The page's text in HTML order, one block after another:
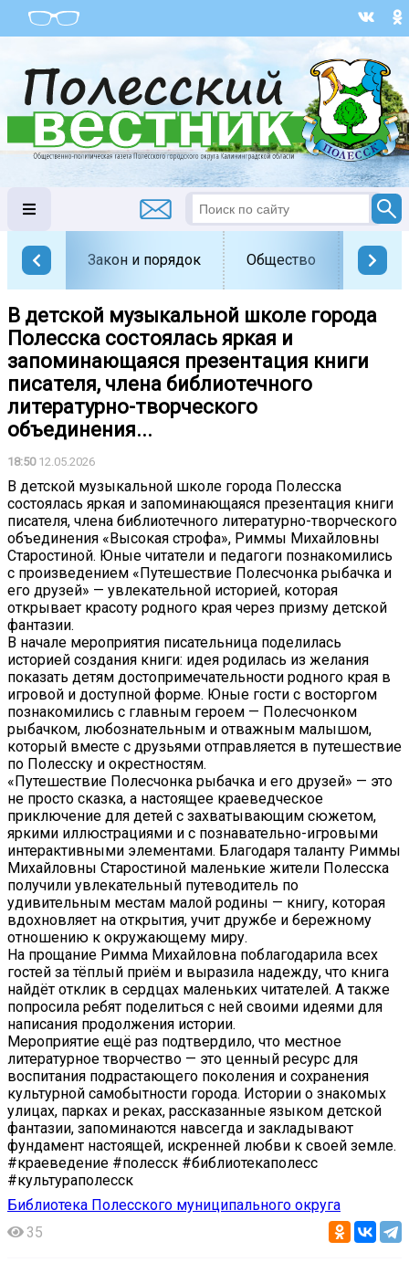
Закон и порядок Общество
В детской музыкальной школе города
Полесска состоялась яркая и
запоминающаяся презентация книги
писателя, члена библиотечного
литературно-творческого
объединения...
18:5012.05.2026
В детской музыкальной школе города Полесска
состоялась яркая и запоминающаяся презентация книги
писателя, члена библиотечного литературно-творческого
объединения «Высокая строфа», Риммы Михайловны
Старостиной. Юные читатели и педагоги познакомились
с произведением «Путешествие Полесчонка рыбачка и
его друзей» — увлекательной историей, которая
открывает красоту родного края через призму детской
фантазии.
В начале мероприятия писательница поделилась
историей создания книги: идея родилась из желания
показать детям достопримечательности родного края в
игровой и доступной форме. Юные гости с восторгом
познакомились с главным героем — Полесчонком
рыбачком, любознательным и отважным малышом,
который вместе с друзьями отправляется в путешествие
по Полесску и окрестностям.
«Путешествие Полесчонка рыбачка и его друзей» — это
не просто сказка, а настоящее краеведческое
приключение для детей с захватывающим сюжетом,
яркими иллюстрациями и с познавательно-игровыми
интерактивными элементами. Благодаря таланту Риммы
Михайловны Старостиной маленькие жители Полесска
получили увлекательный путеводитель по
удивительным местам малой родины — книгу, которая
вдохновляет на открытия, учит дружбе и бережному
отношению к окружающему миру.
На прощание Римма Михайловна поблагодарила всех
гостей за тёплый приём и выразила надежду, что книга
найдёт отклик в сердцах маленьких читателей. А также
попросила ребят поделиться с ней своими идеями для
написания продолжения истории.
Мероприятие ещё раз подтвердило, что местное
литературное творчество — это ценный ресурс для
воспитания подрастающего поколения и сохранения
культурной самобытности города. Истории о знакомых
улицах, парках и реках, рассказанные языком детской
фантазии, запоминаются навсегда и закладывают
фундамент настоящей, искренней любви к своей земле.
#краеведение #полесск #библиотекаполесс
#культураполесск
Библиотека Полесского муниципального округа
35